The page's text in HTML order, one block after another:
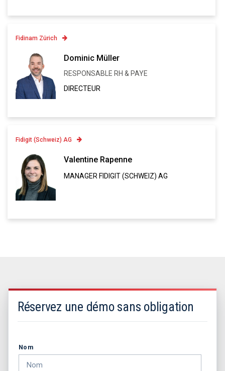
Fidinam Zürich
Dominic Müller
RESPONSABLE RH & PAYE
DIRECTEUR
Fidigit (Schweiz) AG
Valentine Rapenne
MANAGER FIDIGIT (SCHWEIZ) AG
Réservez une démo sans obligation
Nom